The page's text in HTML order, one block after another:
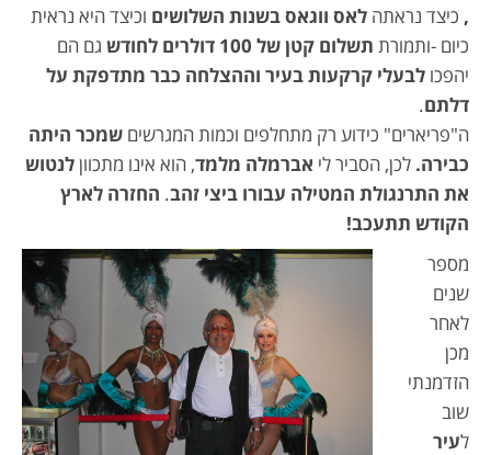
, כיצד נראתה לאס ווגאס בשנות השלושים וכיצד היא נראית
כיום -ותמורת תשלום קטן של 100 דולרים לחודש
גם הם
יהפכו לבעלי קרקעות בעיר וההצלחה כבר מתדפקת על
דלתם.
ה"פריארים" כידוע רק מתחלפים וכמות המגרשים שמכר היתה
כבירה. לכן, הסביר לי אברמלה מלמד, הוא אינו מתכווןלנטוש
את התרנגולת המטילה עבורו ביצי זהב. החזרה לארץ
הקודש תתעכב!
מספר
שנים
לאחר
מכן
הזדמנתי
שוב
לעיר